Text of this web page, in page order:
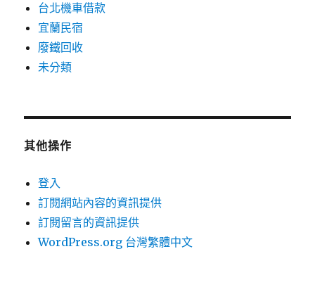
台北機車借款
宜蘭民宿
廢鐵回收
未分類
其他操作
登入
訂閱網站內容的資訊提供
訂閱留言的資訊提供
WordPress.org 台灣繁體中文